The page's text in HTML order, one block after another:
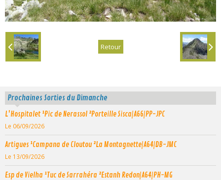
Retour
Prochaines Sorties du Dimanche
L'Hospitalet ¹Pic de Nerassol ²Porteille Sisca|A66|PP-JPC
Le 06/09/2026
Artigues ¹Campana de Cloutou ²La Montagnette|A64|DB-JMC
Le 13/09/2026
Esp de Vielha ¹Tuc de Sarrahéra ²Estanh Redon|A64|PH-MG